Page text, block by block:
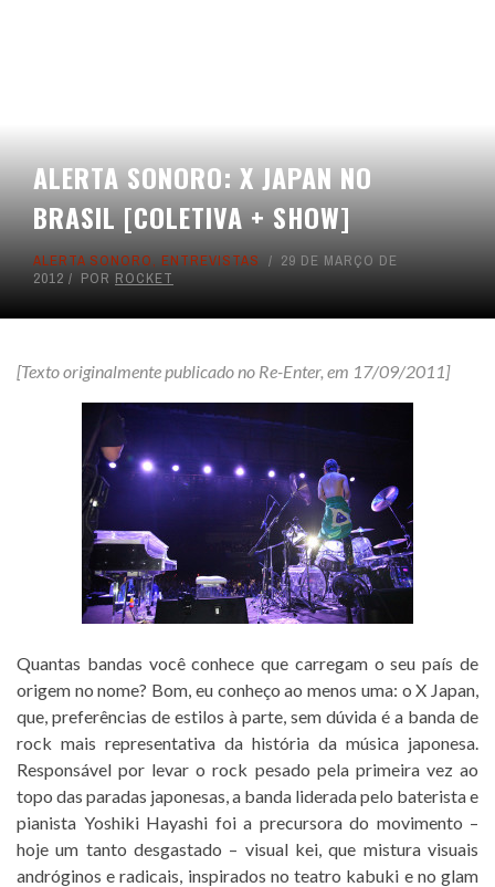
ALERTA SONORO: X JAPAN NO
BRASIL [COLETIVA + SHOW]
ALERTA SONORO, ENTREVISTAS
29 DE MARÇO DE
2012
POR ROCKET
[Texto originalmente publicado no Re-Enter, em 17/09/2011]
Quantas bandas você conhece que carregam o seu país de
origem no nome? Bom, eu conheço ao menos uma: o X Japan,
que, preferências de estilos à parte, sem dúvida é a banda de
rock mais representativa da história da música japonesa.
Responsável por levar o rock pesado pela primeira vez ao
topo das paradas japonesas, a banda liderada pelo baterista e
pianista Yoshiki Hayashi foi a precursora do movimento –
hoje um tanto desgastado – visual kei, que mistura visuais
andróginos e radicais, inspirados no teatro kabuki e no glam